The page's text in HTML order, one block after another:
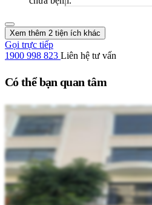
Xem thêm 2 tiện ích khác
Gọi trực tiếp
1900 998 823 Liên hệ tư vấn
Có thể bạn quan tâm